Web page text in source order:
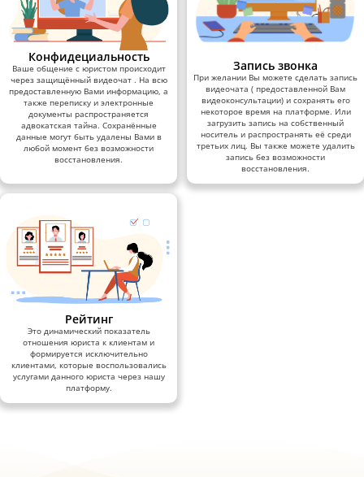
Конфидециальность
Ваше общение с юристом происходит
через защищённый видеочат . На всю
предоставленную Вами информацию, а
также переписку и электронные
документы распространяется
адвокатская тайна. Сохранённые
данные могут быть удалены Вами в
любой момент без возможности
восстановления.
Запись звонка
При желании Вы можете сделать запись
видеочата ( предоставленной Вам
видеоконсультации) и сохранять его
некоторое время на платформе. Или
загрузить запись на собственный
носитель и распространять её среди
третьих лиц. Вы также можете удалить
запись без возможности
восстановления.
Рейтинг
Это динамический показатель
отношения юриста к клиентам и
формируется исключительно
клиентами, которые воспользовались
услугами данного юриста через нашу
платформу.